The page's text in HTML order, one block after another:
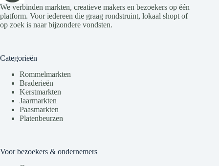
We verbinden markten, creatieve makers en bezoekers op één
platform. Voor iedereen die graag rondstruint, lokaal shopt of
op zoek is naar bijzondere vondsten.
Categorieën
Rommelmarkten
Braderieën
Kerstmarkten
Jaarmarkten
Paasmarkten
Platenbeurzen
Voor bezoekers & ondernemers